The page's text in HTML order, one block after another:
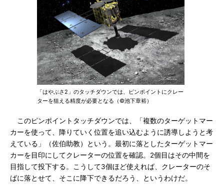
「はやぶさ2」のタッチダウンでは、ピンポイントにクレー
ターを狙える精度が必要となる（©池下章裕）
このピンポイントタッチダウンでは、「複数のターゲットマー
カーを使って、降りていく位置を追い込むように誘導しようと考
えている」（佐伯助教）という。最初に落としたターゲットマー
カーを目印にしてクレーターの位置を確認。2個目はその中間を
目指して投下する。こうして3個ほど使えれば、クレーターのそ
ばに落とせて、そこに降下できるだろう、というわけだ。